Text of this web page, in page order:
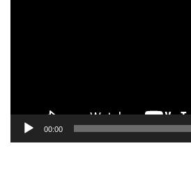
00:00